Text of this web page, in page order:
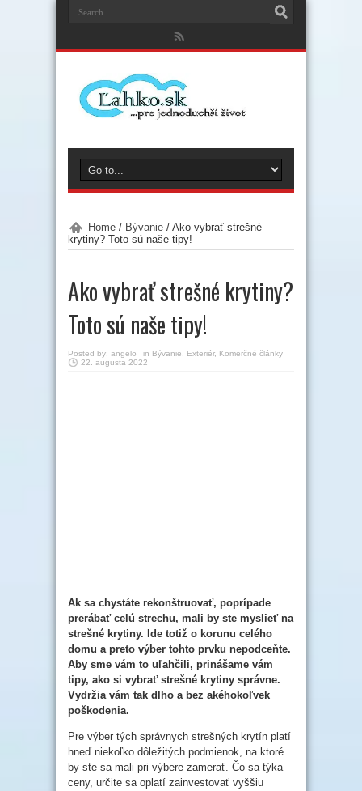
Home / Bývanie / Ako vybrať strešné
krytiny? Toto sú naše tipy!
Ako vybrať strešné krytiny?
Toto sú naše tipy!
Posted by: angelo in Bývanie Exteriér, Komerčné články
22. augusta 2022
Ak sa chystáte rekonštruovať, poprípade
prerábať celú strechu, mali by ste myslieť na
strešné krytiny. Ide totiž o korunu celého
domu a preto výber tohto prvku nepodceňte.
Aby sme vám to uľahčili, prinášame vám
tipy, ako si vybrať strešné krytiny správne.
Vydržia vám tak dlho a bez akéhokoľvek
poškodenia.
Pre výber tých správnych strešných krytín platí
hneď niekoľko dôležitých podmienok, na ktoré
by ste sa mali pri výbere zamerať. Čo sa týka
ceny, určite sa oplatí zainvestovať vyššiu